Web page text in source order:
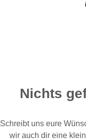
Nichts
Schreibt uns eure
wir auch dir eine